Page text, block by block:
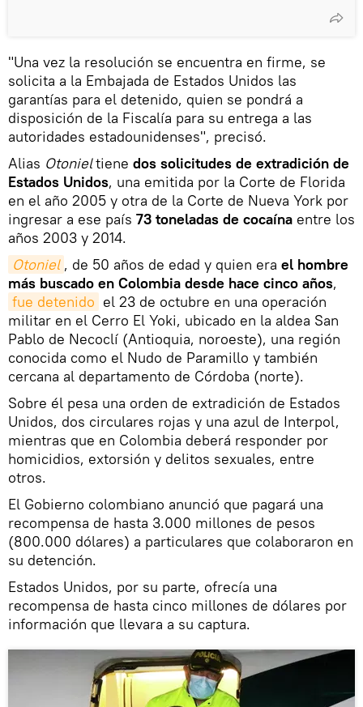
"Una vez la resolución se encuentra en firme, se
solicita a la Embajada de Estados Unidos las
garantías para el detenido, quien se pondrá a
disposición de la Fiscalía para su entrega a las
autoridades estadounidenses", precisó.
Alias Otonieltiene dos solicitudes de extradición de
Estados Unidos, una emitida por la Corte de Florida
en el año 2005 y otra de la Corte de Nueva York por
ingresar a ese país 73 toneladas de cocaína entre los
años 2003 y 2014.
Otoniel , de 50 años de edad y quien era el hombre
más buscado en Colombia desde hace cinco años,
fue detenido el 23 de octubre en una operación
militar en el Cerro El Yoki, ubicado en la aldea San
Pablo de Necoclí (Antioquia, noroeste), una región
conocida como el Nudo de Paramillo y también
cercana al departamento de Córdoba (norte).
Sobre él pesa una orden de extradición de Estados
Unidos, dos circulares rojas y una azul de Interpol,
mientras que en Colombia deberá responder por
homicidios, extorsión y delitos sexuales, entre
otros.
El Gobierno colombiano anunció que pagará una
recompensa de hasta 3.000 millones de pesos
(800.000 dólares) a particulares que colaboraron en
su detención.
Estados Unidos, por su parte, ofrecía una
recompensa de hasta cinco millones de dólares por
información que llevara a su captura.